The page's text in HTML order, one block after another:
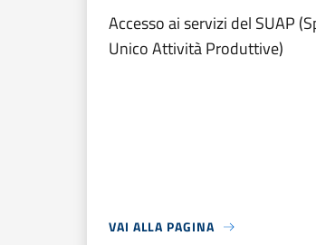
Accesso ai servizi del SUAP
Unico Attività Produttive)
VAI ALLA PAGINA